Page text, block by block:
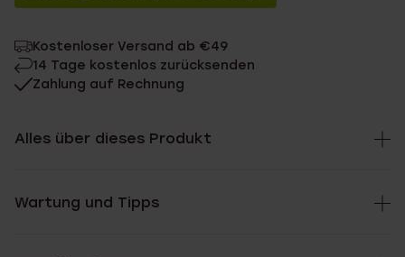
Kostenloser Versand ab €49
14 Tage kostenlos zurücksenden
Zahlung auf Rechnung
Alles über dieses Produkt
Wartung und Tipps